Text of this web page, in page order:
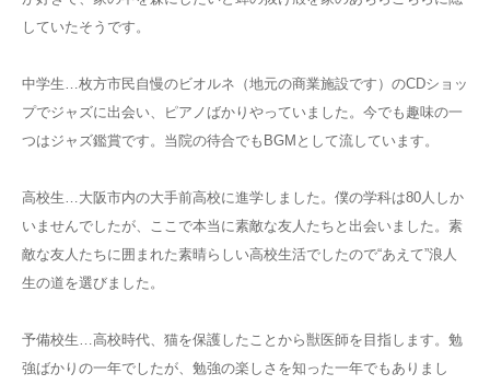
していたそうです。
中学生…枚方市民自慢のビオルネ（地元の商業施設です）のCDショッ
プでジャズに出会い、ピアノばかりやっていました。今でも趣味の一
つはジャズ鑑賞です。当院の待合でもBGMとして流しています。
高校生…大阪市内の大手前高校に進学しました。僕の学科は80人しか
いませんでしたが、ここで本当に素敵な友人たちと出会いました。素
敵な友人たちに囲まれた素晴らしい高校生活でしたので“あえて”浪人
生の道を選びました。
予備校生…高校時代、猫を保護したことから獣医師を目指します。勉
強ばかりの一年でしたが、勉強の楽しさを知った一年でもありまし